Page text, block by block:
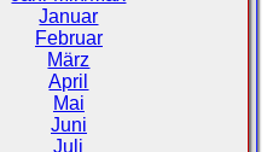
Januar
Februar
März
April
Mai
Juni
Juli